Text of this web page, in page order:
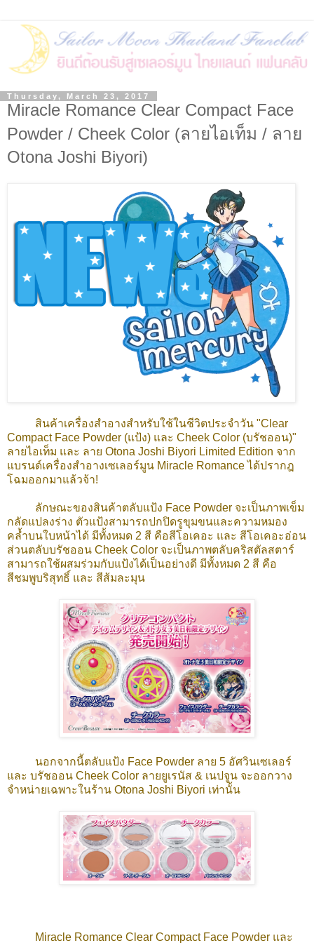
Thursday, March 23, 2017
Miracle Romance Clear Compact Face
Powder / Cheek Color (ลายไอเท็ม / ลาย
Otona Joshi Biyori)
สินค้าเครื่องสำอางสำหรับใช้ในชีวิตประจำวัน "Clear
Compact Face Powder (แป้ง) และ Cheek Color (บรัชออน)"
ลายไอเท็ม และ ลาย Otona Joshi Biyori Limited Edition จาก
แบรนด์เครื่องสำอางเซเลอร์มูน Miracle Romance ได้ปรากฎ
โฉมออกมาแล้วจ้า!
ลักษณะของสินค้าตลับแป้ง Face Powder จะเป็นภาพเข็ม
กลัดแปลงร่าง ตัวแป้งสามารถปกปิดรูขุมขนและความหมอง
คล้ำบนใบหน้าได้ มีทั้งหมด 2 สี คือสีโอเคอะ และ สีโอเคอะอ่อน
ส่วนตลับบรัชออน Cheek Color จะเป็นภาพตลับคริสตัลสตาร์
สามารถใช้ผสมร่วมกับแป้งได้เป็นอย่างดี มีทั้งหมด 2 สี คือ
สีชมพูบริสุทธิ์ และ สีส้มละมุน
นอกจากนี้ตลับแป้ง Face Powder ลาย 5 อัศวินเซเลอร์
และ บรัชออน Cheek Color ลายยูเรนัส & เนปจูน จะออกวาง
จำหน่ายเฉพาะในร้าน Otona Joshi Biyori เท่านั้น
Miracle Romance Clear Compact Face Powder และ